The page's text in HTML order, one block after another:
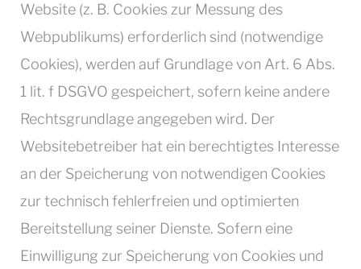
Website (z. B. Cookies zur Messung des
Webpublikums) erforderlich sind (notwendige
Cookies), werden auf Grundlage von Art. 6 Abs.
1 lit. f DSGVO gespeichert, sofern keine andere
Rechtsgrundlage angegeben wird. Der
Websitebetreiber hat ein berechtigtes Interesse
an der Speicherung von notwendigen Cookies
zur technisch fehlerfreien und optimierten
Bereitstellung seiner Dienste. Sofern eine
Einwilligung zur Speicherung von Cookies und